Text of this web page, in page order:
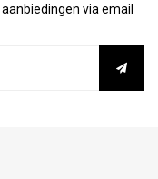
via email